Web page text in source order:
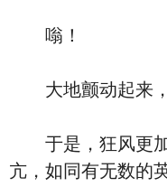
嗡！
大地颤动起来，
于是，狂风更加
亢，如同有无数的